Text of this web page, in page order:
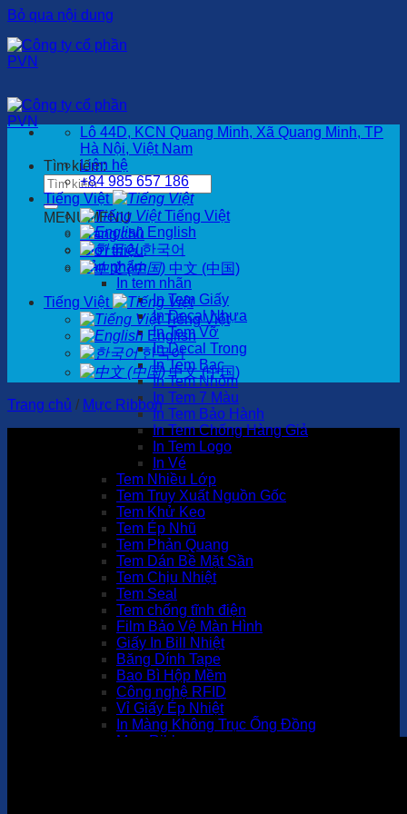
Bỏ qua nội dung
Tìm kiếm:
MENUMENU
Trang chủ
Giới thiệu
Sản phẩm
In tem nhãn
In Tem Giấy
In Decal Nhựa
In Tem Vỡ
In Decal Trong
In Tem Bạc
In Tem Nhôm
In Tem 7 Màu
In Tem Bảo Hành
In Tem Chống Hàng Giả
In Tem Logo
In Vé
Tem Nhiều Lớp
Tem Truy Xuất Nguồn Gốc
Tem Khử Keo
Tem Ép Nhũ
Tem Phản Quang
Tem Dán Bề Mặt Sần
Tem Chịu Nhiệt
Tem Seal
Tem chống tĩnh điện
Film Bảo Vệ Màn Hình
Giấy In Bill Nhiệt
Băng Dính Tape
Bao Bì Hộp Mềm
Công nghệ RFID
Vỉ Giấy Ép Nhiệt
In Màng Không Trục Ống Đồng
Mực Ribbon
Lô 44D, KCN Quang Minh, Xã Quang Minh, TP
Hà Nội, Việt Nam
Liên hệ
+84 985 657 186
Tiếng Việt
Tiếng Việt
English
한국어
中文 (中国)
Tiếng Việt
Tiếng Việt
English
한국어
中文 (中国)
Trang chủ / Mực Ribbon